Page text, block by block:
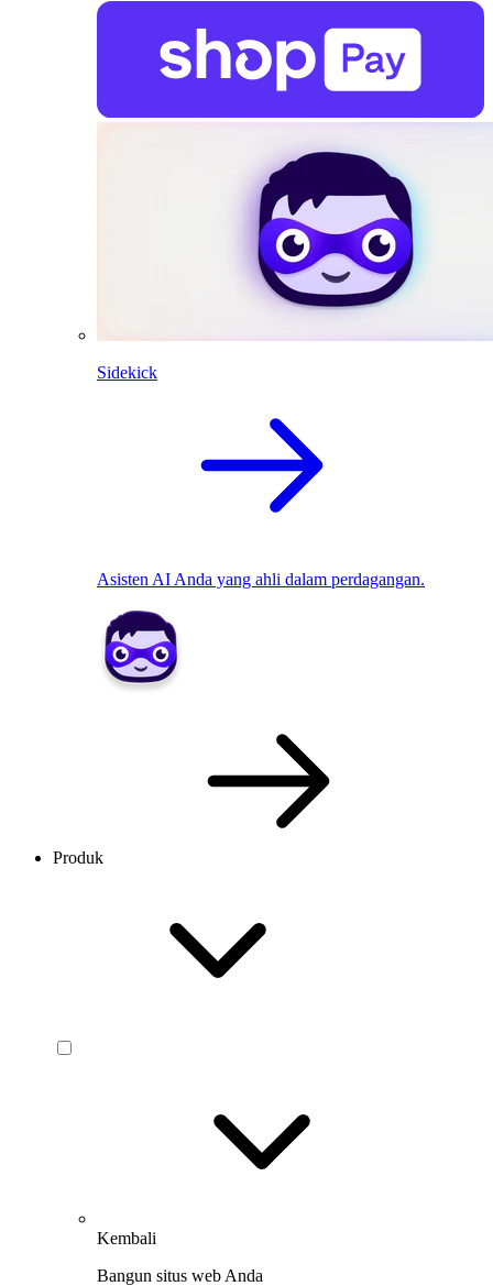
Sidekick
Asisten AI Anda yang ahli dalam perdagangan.
Produk
Kembali
Bangun situs web Anda